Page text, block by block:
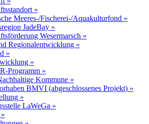
»
Meeres-/Fischerei-/Aquakulturfond »
JadeBay »
Wesermarsch »
Regionalentwicklung »
»
»
Programm »
Kommune »
BMVI (abgeschlossenes Projekt) »
»
LaWeGa »